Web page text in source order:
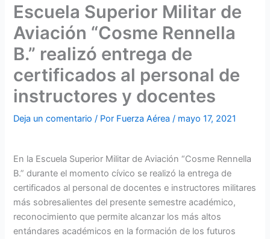
Escuela Superior Militar de
Aviación “Cosme Rennella
B.” realizó entrega de
certificados al personal de
instructores y docentes
Deja un comentario / Por Fuerza Aérea/ mayo 17, 2021
En la Escuela Superior Militar de Aviación “Cosme Rennella
B.” durante el momento cívico se realizó la entrega de
certificados al personal de docentes e instructores militares
más sobresalientes del presente semestre académico,
reconocimiento que permite alcanzar los más altos
entándares académicos en la formación de los futuros